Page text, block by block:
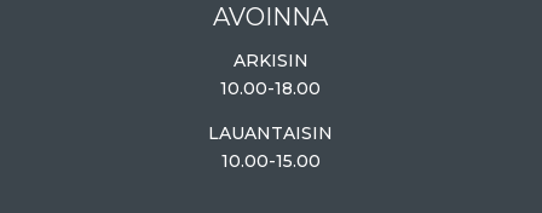
AVOINNA
ARKISIN
10.00-18.00
LAUANTAISIN
10.00-15.00